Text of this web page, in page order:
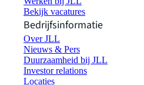
Bekijk vacatures
Bedrijfsinformatie
Over JLL
Nieuws & Pers
Duurzaamheid bij JLL
Investor relations
Locaties